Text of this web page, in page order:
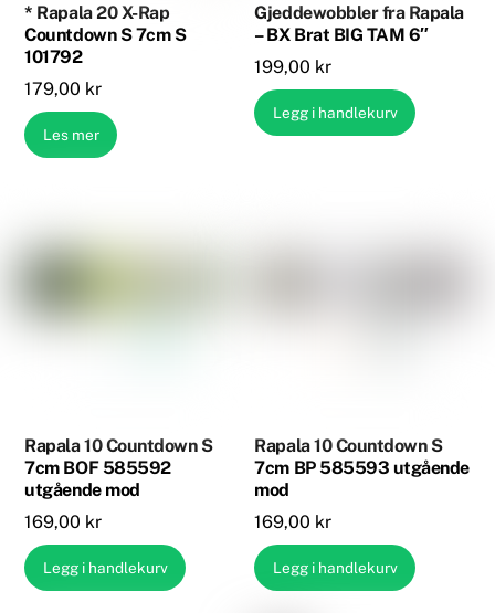
* Rapala 20 X-Rap
Countdown S 7cm S
101792
179,00 kr
Les mer
Gjeddewobbler fra Rapala
– BX Brat BIG TAM 6″
199,00 kr
Legg i handlekurv
Rapala 10 Countdown S
7cm BOF 585592
utgående mod
169,00 kr
Legg i handlekurv
Rapala 10 Countdown S
7cm BP 585593 utgående
mod
169,00 kr
Legg i handlekurv